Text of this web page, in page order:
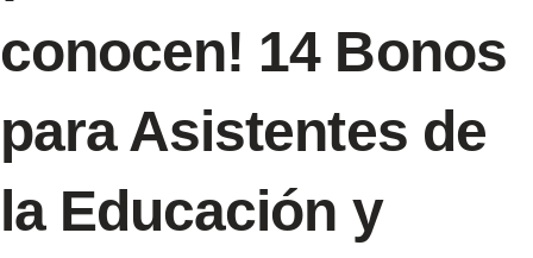
conocen! 14 Bonos
para Asistentes de
la Educación y